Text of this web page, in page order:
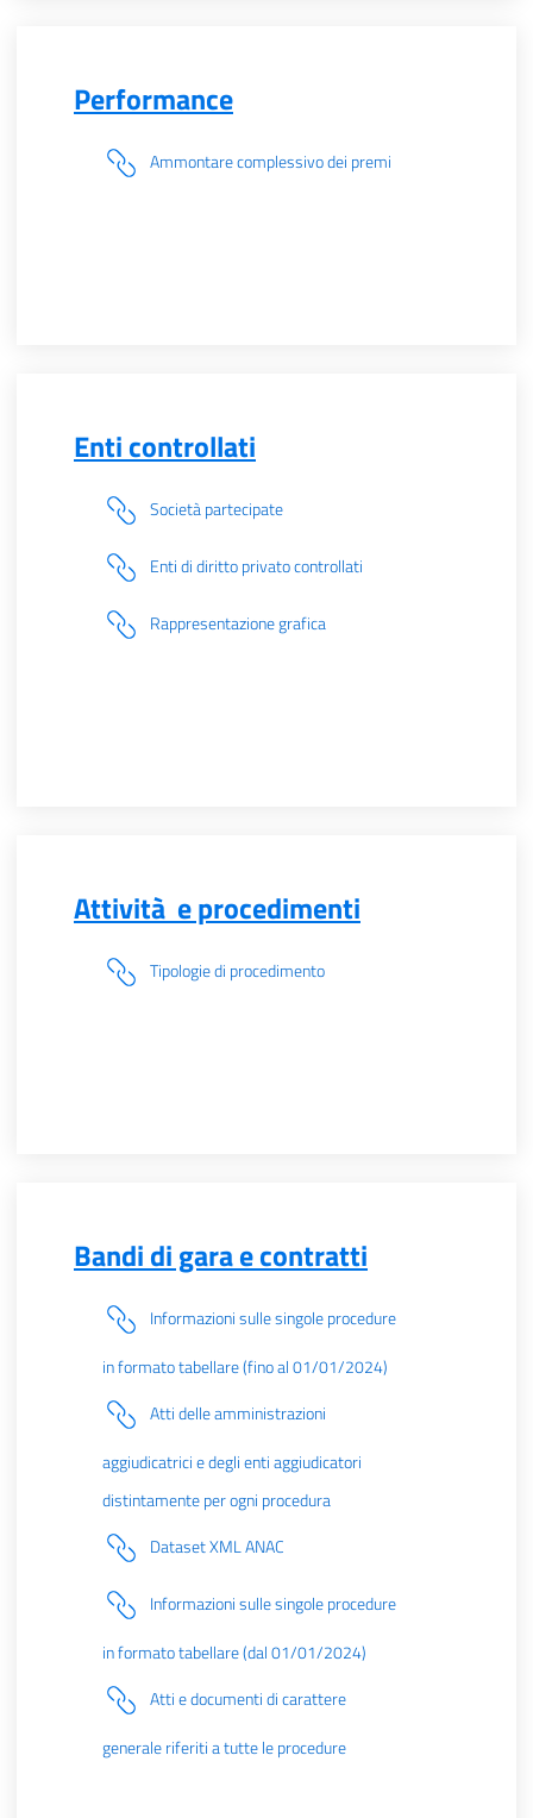
Performance
Ammontare complessivo dei premi
Enti controllati
Società partecipate
Enti di diritto privato controllati
Rappresentazione grafica
Attività e procedimenti
Tipologie di procedimento
Bandi di gara e contratti
Informazioni sulle singole procedure
in formato tabellare (fino al 01/01/2024)
Atti delle amministrazioni
aggiudicatrici e degli enti aggiudicatori
distintamente per ogni procedura
Dataset XML ANAC
Informazioni sulle singole procedure
in formato tabellare (dal 01/01/2024)
Atti e documenti di carattere
generale riferiti a tutte le procedure